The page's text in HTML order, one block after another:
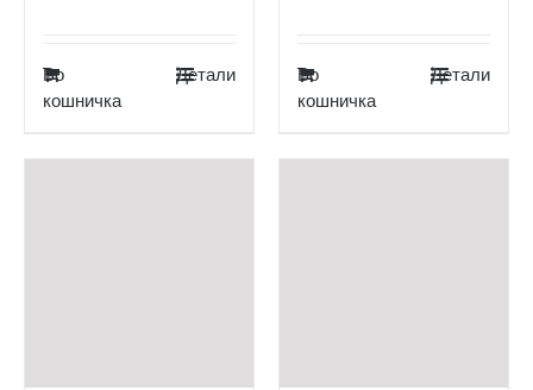
Во
кошничка
Детали
Во
кошничка
Детали